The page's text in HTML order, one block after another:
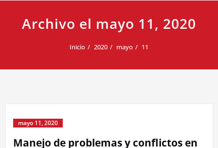
Archivo el mayo 11, 2020
Inicio 2020 mayo 11
mayo 11, 2020
Manejo de problemas y conflictos en